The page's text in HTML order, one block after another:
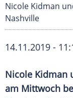
Nicole Kidman
Nashville
14.11.2019 -
Nicole Kidman
am Mittwoch